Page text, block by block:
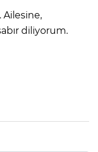
Ailesine,
diliyorum.